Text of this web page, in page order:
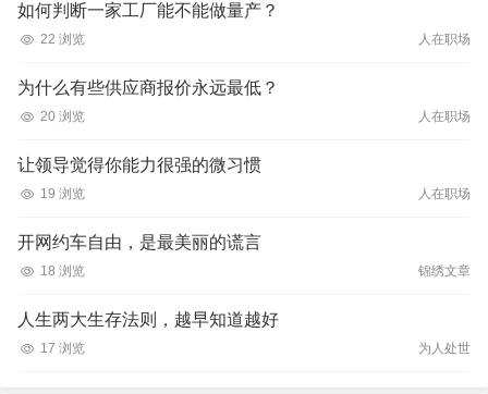
如何判断一家工厂能不能做量产？
22 浏览 人在职场
为什么有些供应商报价永远最低？
20 浏览 人在职场
让领导觉得你能力很强的微习惯
19 浏览 人在职场
开网约车自由，是最美丽的谎言
18 浏览 锦绣文章
人生两大生存法则，越早知道越好
17 浏览 为人处世